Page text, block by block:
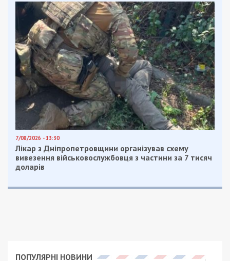
Рекламні блоки дають нам змогу
залишатися незалежними ЗМІ, а вам -
отримувати найсвіжіші новини під ними.
Приєднуйтесь також до 49000 в Google News. Слідкуйте
за останніми новинами!
Приєднатися
Читайте також
Служба за контрактом: у Міноборони